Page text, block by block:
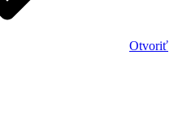
Otvoriť